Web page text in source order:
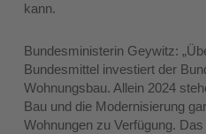
kann.
Bundesministerin Geywitz:
Bundesmittel investiert der
Wohnungsbau. Allein 2024
Bau und die Modernisierung
Wohnungen zu Verfügung.